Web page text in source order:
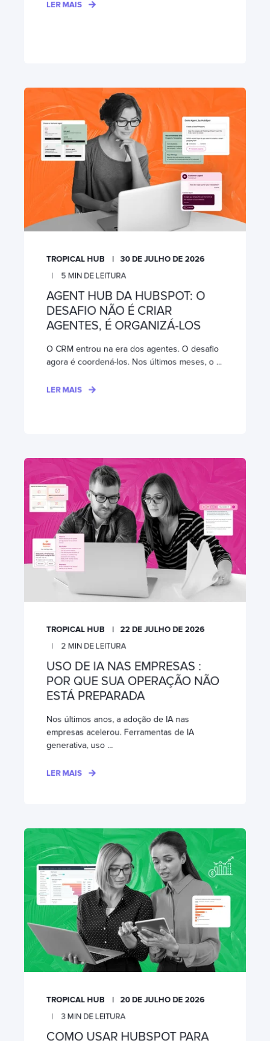
LER MAIS
TROPICAL HUB
30 DE JULHO DE 2026
5 MIN DE LEITURA
AGENT HUB DA HUBSPOT: O
DESAFIO NÃO É CRIAR
AGENTES, É ORGANIZÁ-LOS
O CRM entrou na era dos agentes. O desafio
agora é coordená-los. Nos últimos meses, o ...
LER MAIS
TROPICAL HUB
22 DE JULHO DE 2026
2 MIN DE LEITURA
USO DE IA NAS EMPRESAS :
POR QUE SUA OPERAÇÃO NÃO
ESTÁ PREPARADA
Nos últimos anos, a adoção de IA nas
empresas acelerou. Ferramentas de IA
generativa, uso ...
LER MAIS
TROPICAL HUB 20 DE JULHO DE 2026
3MIN DE LEITURA
COMO USAR HUBSPOT PARA